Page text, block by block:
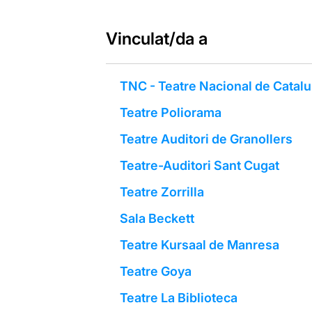
Vinculat/da a
TNC - Teatre Nacional de
Teatre Poliorama
Teatre Auditori de Granollers
Teatre-Auditori Sant Cugat
Teatre Zorrilla
Sala Beckett
Teatre Kursaal de Manresa
Teatre Goya
Teatre La Biblioteca